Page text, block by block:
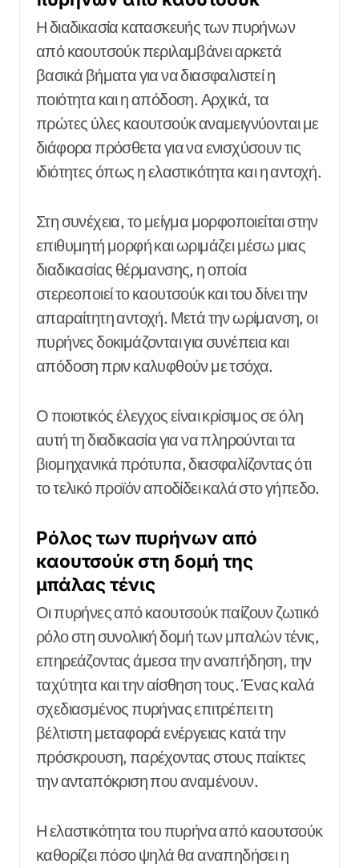
Η διαδικασία κατασκευής των πυρήνων
από καουτσούκ περιλαμβάνει αρκετά
βασικά βήματα για να διασφαλιστεί η
ποιότητα και η απόδοση. Αρχικά, τα
πρώτες ύλες καουτσούκ αναμειγνύονται με
διάφορα πρόσθετα για να ενισχύσουν τις
ιδιότητες όπως η ελαστικότητα και η αντοχή.
Στη συνέχεια, το μείγμα μορφοποιείται στην
επιθυμητή μορφή και ωριμάζει μέσω μιας
διαδικασίας θέρμανσης, η οποία
στερεοποιεί το καουτσούκ και του δίνει την
απαραίτητη αντοχή. Μετά την ωρίμανση, οι
πυρήνες δοκιμάζονται για συνέπεια και
απόδοση πριν καλυφθούν με τσόχα.
Ο ποιοτικός έλεγχος είναι κρίσιμος σε όλη
αυτή τη διαδικασία για να πληρούνται τα
βιομηχανικά πρότυπα, διασφαλίζοντας ότι
το τελικό προϊόν αποδίδει καλά στο γήπεδο.
Ρόλος των πυρήνων από
καουτσούκ στη δομή της
μπάλας τένις
Οι πυρήνες από καουτσούκ παίζουν ζωτικό
ρόλο στη συνολική δομή των μπαλών τένις,
επηρεάζοντας άμεσα την αναπήδηση, την
ταχύτητα και την αίσθηση τους. Ένας καλά
σχεδιασμένος πυρήνας επιτρέπει τη
βέλτιστη μεταφορά ενέργειας κατά την
πρόσκρουση, παρέχοντας στους παίκτες
την ανταπόκριση που αναμένουν.
Η ελαστικότητα του πυρήνα από καουτσούκ
καθορίζει πόσο ψηλά θα αναπηδήσει η